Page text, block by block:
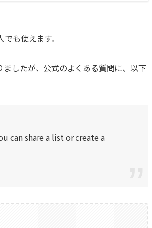
も使えます。
したが、公式のよくある質問に、以下
can share a list or create a